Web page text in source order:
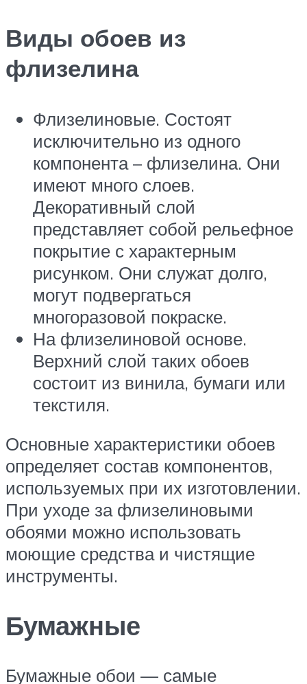
Виды обоев из
флизелина
Флизелиновые. Состоят
исключительно из одного
компонента – флизелина. Они
имеют много слоев.
Декоративный слой
представляет собой рельефное
покрытие с характерным
рисунком. Они служат долго,
могут подвергаться
многоразовой покраске.
На флизелиновой основе.
Верхний слой таких обоев
состоит из винила, бумаги или
текстиля.
Основные характеристики обоев
определяет состав компонентов,
используемых при их изготовлении.
При уходе за флизелиновыми
обоями можно использовать
моющие средства и чистящие
инструменты.
Бумажные
Бумажные обои — самые